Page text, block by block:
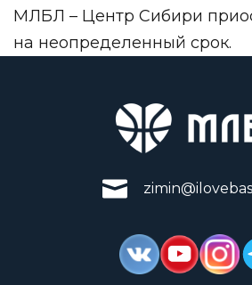
МЛБЛ – Центр Сибири
на неопределенный срок.